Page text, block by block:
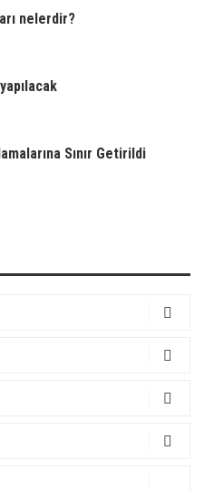
nelerdir?
Sınır Getirildi